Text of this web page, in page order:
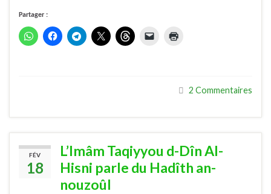
Partager :
2 Commentaires
FÉV
18
L’Imâm Taqiyyou d-Dîn Al-
Hisni parle du Hadîth an-
nouzoûl